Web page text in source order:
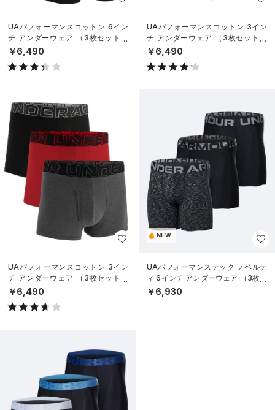
UAパフォーマンスコットン 6イン
チ アンダーウェア （3枚セット）
（トレーニング/MEN）
￥6,490
UAパフォーマンスコットン 3イン
チ アンダーウェア （3枚セット）
（トレーニング/MEN）
￥6,490
UAパフォーマンスコットン 3イン
チ アンダーウェア （3枚セット）
（トレーニング/MEN）
￥6,490
NEW
UAパフォーマンステック ノベルテ
ィ 6インチ アンダーウェア （3枚セ
ット）（トレーニング/MEN）
￥6,930